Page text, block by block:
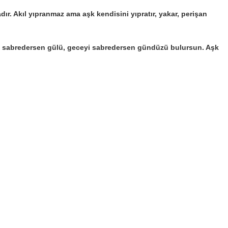
Akıl yıpranmaz ama aşk kendisini yıpratır, yakar, perişan
gülü, geceyi sabredersen gündüzü bulursun. Aşk